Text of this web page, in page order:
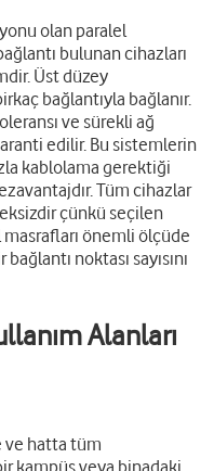
olan paralel
bulunan cihazları
Üst düzey
bağlantıyla bağlanır.
ve sürekli ağ
edilir. Bu sistemlerin
kablolama gerektiği
Tüm cihazlar
çünkü seçilen
masrafları önemli ölçüde
noktası sayısını
Alanları
ve hatta tüm